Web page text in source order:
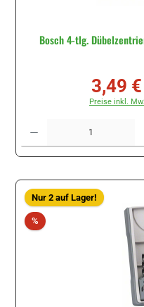
Bosch 4-tlg.
3,49 €
Preise inkl.
Nur 2 auf Lager!
%Rabatt